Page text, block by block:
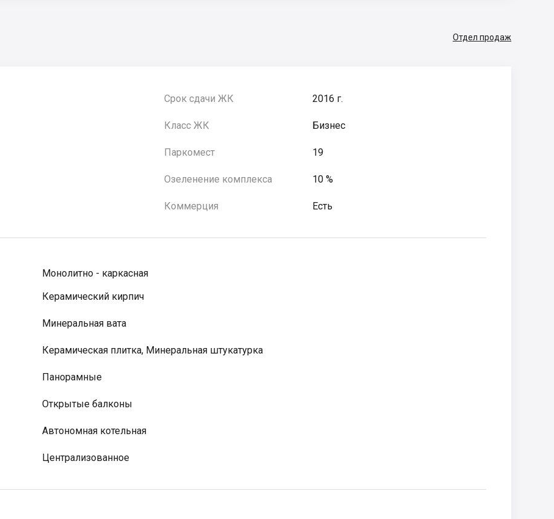
Отдел продаж
Срок сдачи ЖК 2016 г.
Класс ЖК Бизнес
Паркомест 19
Озеленение комплекса 10 %
Коммерция Есть
Монолитно - каркасная
Керамический кирпич
Минеральная вата
Керамическая плитка, Минеральная штукатурка
Панорамные
Открытые балконы
Автономная котельная
Централизованное